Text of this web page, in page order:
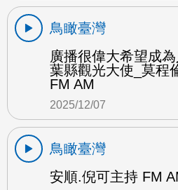
鳥瞰臺灣
廣播很偉大希望成
葉縣觀光大使_莫程
FM AM
2025/12/07
鳥瞰臺灣
安順.倪可主持 FM